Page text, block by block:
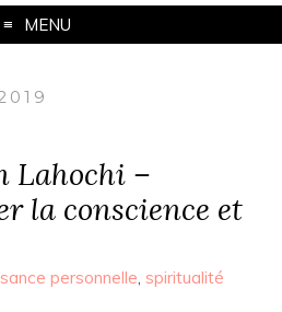
MENU
Lahochi –
la conscience et
personnelle, spiritualité